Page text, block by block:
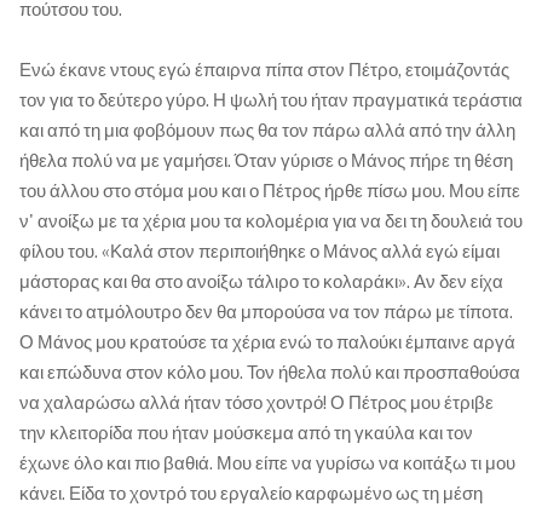
πούτσου του.
Ενώ έκανε ντους εγώ έπαιρνα πίπα στον Πέτρο, ετοιμάζοντάς
τον για το δεύτερο γύρο. Η ψωλή του ήταν πραγματικά τεράστια
και από τη μια φοβόμουν πως θα τον πάρω αλλά από την άλλη
ήθελα πολύ να με γαμήσει. Όταν γύρισε ο Μάνος πήρε τη θέση
του άλλου στο στόμα μου και ο Πέτρος ήρθε πίσω μου. Μου είπε
ν' ανοίξω με τα χέρια μου τα κολομέρια για να δει τη δουλειά του
φίλου του. «Καλά στον περιποιήθηκε ο Μάνος αλλά εγώ είμαι
μάστορας και θα στο ανοίξω τάλιρο το κολαράκι». Αν δεν είχα
κάνει το ατμόλουτρο δεν θα μπορούσα να τον πάρω με τίποτα.
Ο Μάνος μου κρατούσε τα χέρια ενώ το παλούκι έμπαινε αργά
και επώδυνα στον κόλο μου. Τον ήθελα πολύ και προσπαθούσα
να χαλαρώσω αλλά ήταν τόσο χοντρό! Ο Πέτρος μου έτριβε
την κλειτορίδα που ήταν μούσκεμα από τη γκαύλα και τον
έχωνε όλο και πιο βαθιά. Μου είπε να γυρίσω να κοιτάξω τι μου
κάνει. Είδα το χοντρό του εργαλείο καρφωμένο ως τη μέση